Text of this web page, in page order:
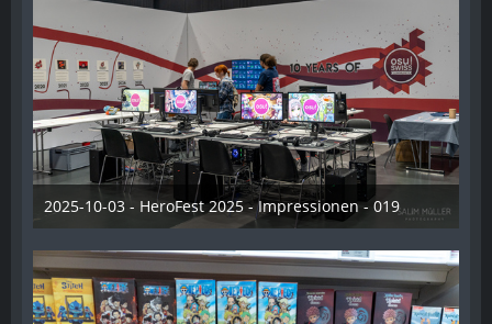
2025-10-03 - HeroFest 2025 - Impressionen - 019
21. Oktober 2025